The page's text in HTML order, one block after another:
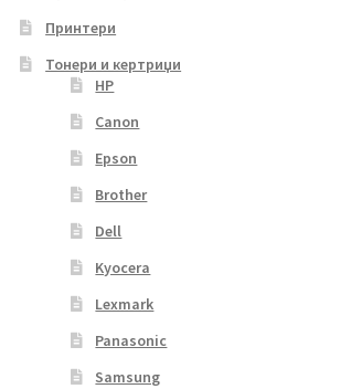
Принтери
Тонери и кертриџи
HP
Canon
Epson
Brother
Dell
Kyocera
Lexmark
Panasonic
Samsung